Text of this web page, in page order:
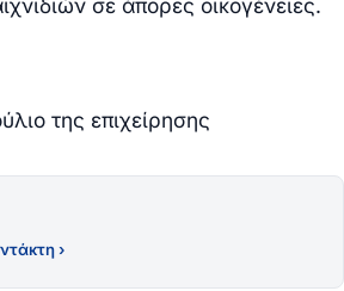
σε άπορες οικογένειες.
της επιχείρησης
›